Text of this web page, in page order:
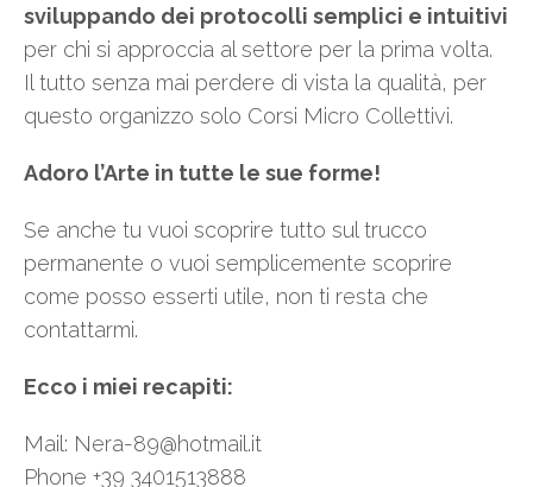
sviluppando dei protocolli semplici e intuitivi
per chi si approccia al settore per la prima volta.
Il tutto senza mai perdere di vista la qualità, per
questo organizzo solo Corsi Micro Collettivi.
Adoro l’Arte in tutte le sue forme!
Se anche tu vuoi scoprire tutto sul trucco
permanente o vuoi semplicemente scoprire
come posso esserti utile, non ti resta che
contattarmi.
Ecco i miei recapiti:
Mail: Nera-89@hotmail.it
Phone +39 3401513888